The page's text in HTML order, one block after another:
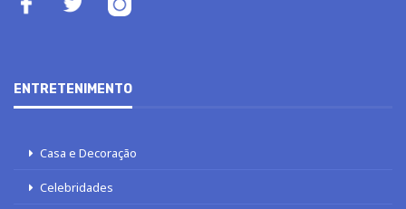
ENTRETENIMENTO
Casa e Decoração
Celebridades